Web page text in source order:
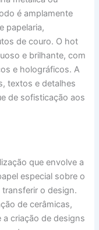
é amplamente
papelaria,
de couro. O hot
e brilhante, com
e holográficos. A
textos e detalhes
de sofisticação aos
que envolve a
especial sobre o
o design.
de cerâmicas,
criação de designs